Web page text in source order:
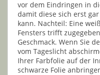
vor dem Eindringen in
damit diese sich erst
kann. Nachteil: Eine
Fensters trifft
Geschmack. Wenn Sie
vom Tageslicht
Ihrer Farbfolie auf der
schwarze Folie